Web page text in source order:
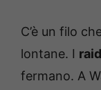
C’è un filo
lontane. I
fermano. A